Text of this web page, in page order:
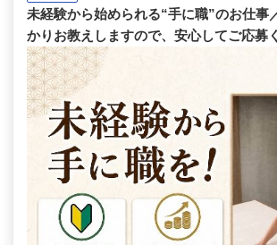
未経験から始められる“手に職”のお仕事
かりお教えしますので、安心してご応募